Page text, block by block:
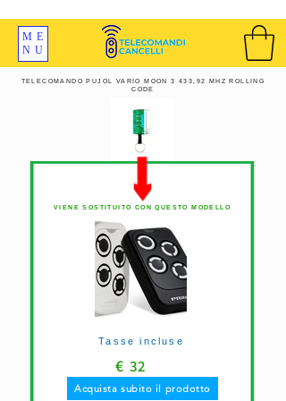
ME
NU
TELECOMANDO PUJOL VARIO MOON 3 433,92 MHZ ROLLING
CODE
VIENE SOSTITUITO CON QUESTO MODELLO
€ 32
Acquista subito il prodotto
Tasse incluse